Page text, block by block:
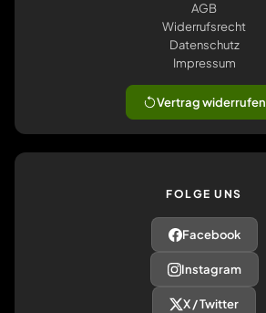
AGB
Widerrufsrecht
Datenschutz
Impressum
Vertrag widerrufen
FOLGE UNS
Facebook
Instagram
X / Twitter